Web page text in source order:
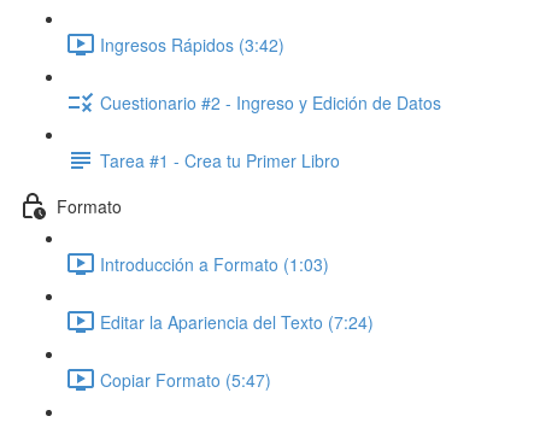
Ingresos Rápidos (3:42)
Cuestionario #2 - Ingreso y Edición de Datos
Tarea #1 - Crea tu Primer Libro
Formato
Introducción a Formato (1:03)
Editar la Apariencia del Texto (7:24)
Copiar Formato (5:47)